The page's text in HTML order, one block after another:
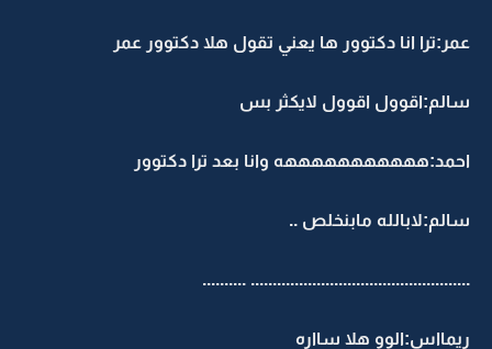
عمر:ترا انا دكتوور ها يعني تقول هلا دكتوور عمر
سالم:اقوول اقوول لايكثر بس
احمد:هههههههههههه وانا بعد ترا دكتوور
سالم:لابالله مابنخلص ..
.................................................. ..........
ريمااس:الوو هلا سااره